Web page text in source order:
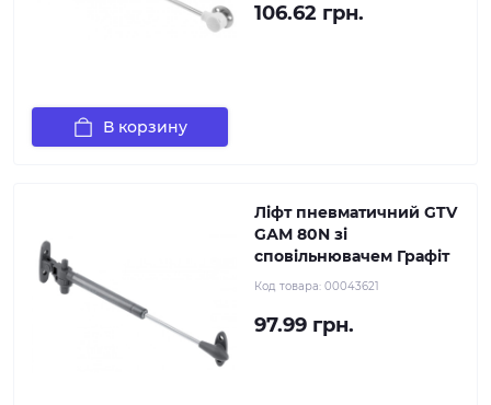
106.62 грн.
В корзину
Ліфт пневматичний GTV
GАМ 80N зі
сповільнювачем Графіт
Код товара: 00043621
97.99 грн.